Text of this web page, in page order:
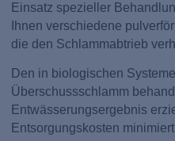
Einsatz spezieller
Ihnen verschiedene
die den Schlammabtrieb
Den in biologischen
Überschussschlamm
Entwässerungsergebnis
Entsorgungskosten